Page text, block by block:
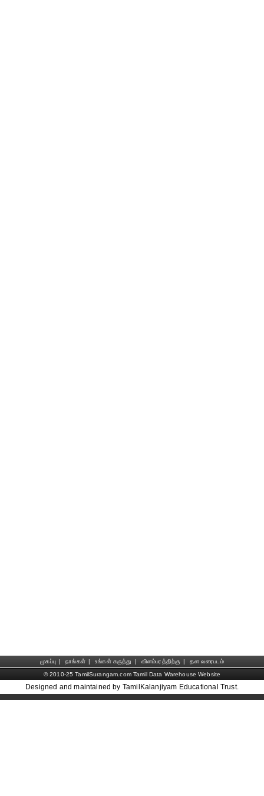
முகப்பு | நாங்கள் | உங்கள் கருத்து | விளம்பரத்திற்கு |
தள வரைபடம்
© 2010-25 TamilSurangam.com Tamil Data Warehouse Website
Designed and maintained by TamilKalanjiyam Educational Trust.